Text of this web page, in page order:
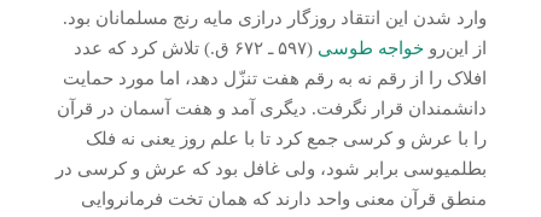
وارد شدن این انتقاد روزگار درازی مایه رنج مسلمانان بود.
از این‌رو خواجه طوسی
(۵۹۷ ـ ۶۷۲ ق.) تلاش کرد که عدد
افلاک را از رقم نه به رقم هفت تنزّل دهد، اما مورد حمایت
دانشمندان قرار نگرفت. دیگری آمد و هفت آسمان در قرآن
را با عرش و کرسی جمع کرد تا با علم روز یعنی نه فلک
بطلمیوسی برابر شود، ولی غافل بود که عرش و کرسی در
منطق قرآن معنی واحد دارند که همان تخت فرمانروایی